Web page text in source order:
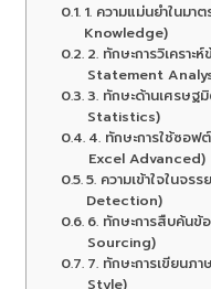
1. ความแม่นยำในมา
Knowledge)
2. ทักษะการวิเครา
Statement
3. ทักษะด้านเศรษ
Statistics)
4. ทักษะการใช้ซอฟ
Excel Advanced)
5. ความเข้าใจในจ
Detection)
6. ทักษะการสืบค้น
Sourcing)
7. ทักษะการเขียนภ
Style)